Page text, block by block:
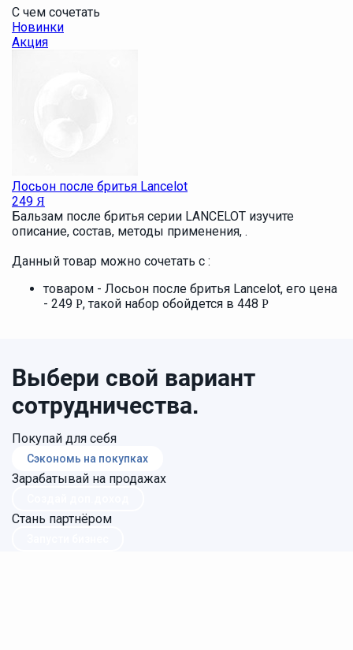
С чем сочетать
Новинки
Акция
Лосьон после бритья Lancelot
249 Я
Бальзам после бритья серии LANCELOT изучите
описание, состав, методы применения, .
Данный товар можно сочетать с :
товаром - Лосьон после бритья Lancelot, его цена
- 249 Р, такой набор обойдется в 448 Р
Выбери свой вариант
сотрудничества.
Покупай для себя
Сэкономь на покупках
Зарабатывай на продажах
Стань партнёром